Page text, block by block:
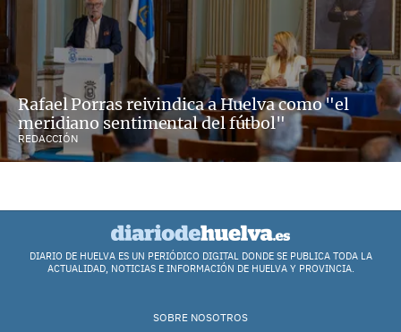
Rafael Porras reivindica a Huelva como "el
meridiano sentimental del fútbol"
REDACCIÓN
DIARIO DE HUELVA ES UN PERIÓDICO DIGITAL DONDE SE PUBLICA TODA LA
ACTUALIDAD, NOTICIAS E INFORMACIÓN DE HUELVA Y PROVINCIA.
SOBRE NOSOTROS